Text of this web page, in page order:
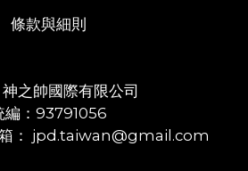
條款與細則
之帥國際有限公司
編：93791056
箱： jpd.taiwan@gmail.com